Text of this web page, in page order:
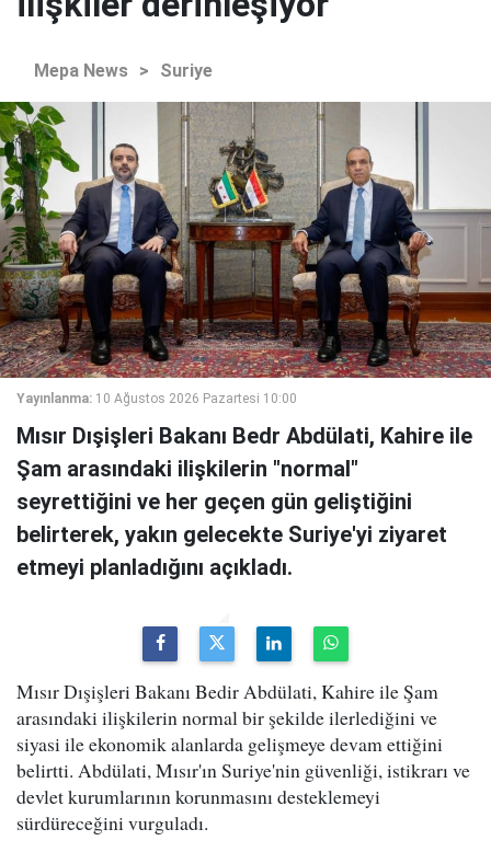
Mepa News > Suriye
Yayınlanma: 10 Ağustos 2026 Pazartesi 10:00
Mısır Dışişleri Bakanı Bedr Abdülati, Kahire ile
Şam arasındaki ilişkilerin "normal"
seyrettiğini ve her geçen gün geliştiğini
belirterek, yakın gelecekte Suriye'yi ziyaret
etmeyi planladığını açıkladı.
Mısır Dışişleri Bakanı Bedir Abdülati, Kahire ile Şam
arasındaki ilişkilerin normal bir şekilde ilerlediğini ve
siyasi ile ekonomik alanlarda gelişmeye devam ettiğini
belirtti. Abdülati, Mısır'ın Suriye'nin güvenliği, istikrarı ve
devlet kurumlarının korunmasını desteklemeyi
sürdüreceğini vurguladı.